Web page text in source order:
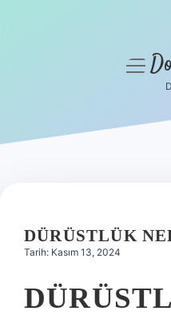
Hakkımızda
DÜRÜSTLÜK
Tarih: Kasım 13, 2024